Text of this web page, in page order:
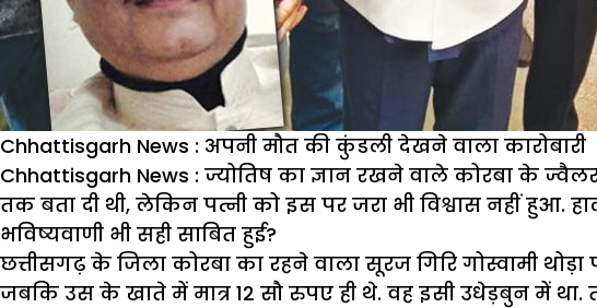
Chhattisgarh News : अपनी मौत की कुंडली देखने वाला कारोबारी
Chhattisgarh News : ज्योतिष का ज्ञान रखने वाले कोरबा के
तक बता दी थी, लेकिन पत्नी को इस पर जरा भी विश्वास नहीं हुआ.
भविष्यवाणी भी सही साबित हुई?
छत्तीसगढ़ के जिला कोरबा का रहने वाला सूरज गिरि गोस्वामी
जबकि उस के खाते में मात्र 12 सौ रुपए ही थे. वह इसी उधेड़बुन में